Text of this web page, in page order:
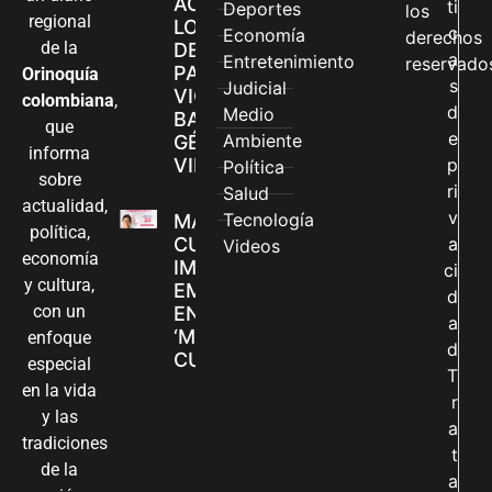
regional
de la
Orinoquía
colombiana,
que
informa
sobre
actualidad,
política,
economía
y cultura,
con un
enfoque
especial
en la vida
y las
tradiciones
de la
LOS CANALES
DE ATENCIÓN
PARA
VIOLENCIAS
BASADAS EN
GÉNERO EN
VILLAVICENCIO
MADRES
CUIDADORAS
IMPULSAN SUS
EMPRENDIMIENTOS
EN LA FERIA
‘MANOS QUE
CUIDAN Y CREAN’
Deportes
Economía
Entretenimiento
Judicial
Medio
Ambiente
Política
Salud
Tecnología
Videos
los
derechos
ti
c
a
s
d
e
p
ri
v
a
ci
d
a
d
T
r
a
t
a